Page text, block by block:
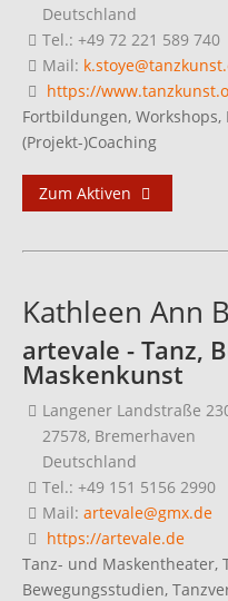
Deutschland
Tel.: +49 72 221 589 740
Mail:
https://
Fortbildungen, Workshops,
(Projekt-)Coaching
Zum Aktiven
Kathleen Ann
artevale - Tanz,
Maskenkunst
Langener Landstraße
27578, Bremerhaven
Deutschland
Tel.: +49 151 5156 2990
Mail: artevale@gmx.de
https://artevale.de
Tanz- und Maskentheater,
Bewegungsstudien,